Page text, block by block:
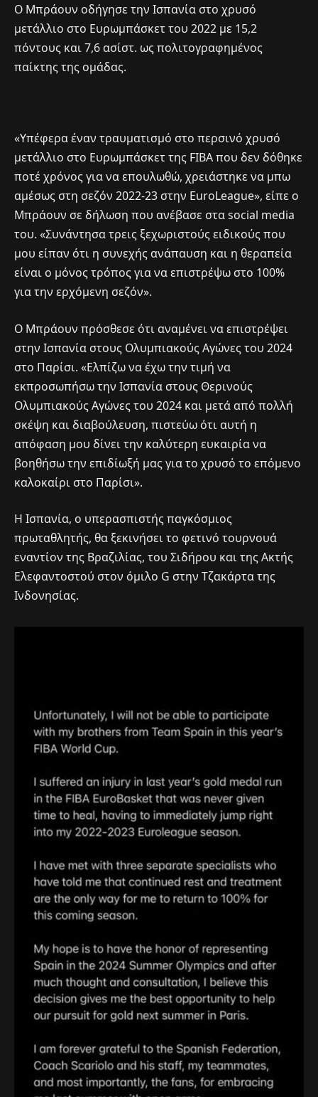
Ο Μπράουν οδήγησε την Ισπανία στο χρυσό
μετάλλιο στο Ευρωμπάσκετ του 2022 με 15,2
πόντους και 7,6 ασίστ. ως πολιτογραφημένος
παίκτης της ομάδας.
«Υπέφερα έναν τραυματισμό στο περσινό χρυσό
μετάλλιο στο Ευρωμπάσκετ της FIBA που δεν δόθηκε
ποτέ χρόνος για να επουλωθώ, χρειάστηκε να μπω
αμέσως στη σεζόν 2022-23 στην EuroLeague», είπε ο
Μπράουν σε δήλωση που ανέβασε στα social media
του. «Συνάντησα τρεις ξεχωριστούς ειδικούς που
μου είπαν ότι η συνεχής ανάπαυση και η θεραπεία
είναι ο μόνος τρόπος για να επιστρέψω στο 100%
για την ερχόμενη σεζόν».
Ο Μπράουν πρόσθεσε ότι αναμένει να επιστρέψει
στην Ισπανία στους Ολυμπιακούς Αγώνες του 2024
στο Παρίσι. «Ελπίζω να έχω την τιμή να
εκπροσωπήσω την Ισπανία στους Θερινούς
Ολυμπιακούς Αγώνες του 2024 και μετά από πολλή
σκέψη και διαβούλευση, πιστεύω ότι αυτή η
απόφαση μου δίνει την καλύτερη ευκαιρία να
βοηθήσω την επιδίωξή μας για το χρυσό το επόμενο
καλοκαίρι στο Παρίσι».
Η Ισπανία, ο υπερασπιστής παγκόσμιος
πρωταθλητής, θα ξεκινήσει το φετινό τουρνουά
εναντίον της Βραζιλίας, του Σιδήρου και της Ακτής
Ελεφαντοστού στον όμιλο G στην Τζακάρτα της
Ινδονησίας.